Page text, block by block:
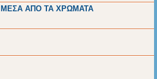
ΑΠΟ ΤΑ ΧΡΩΜΑΤΑ